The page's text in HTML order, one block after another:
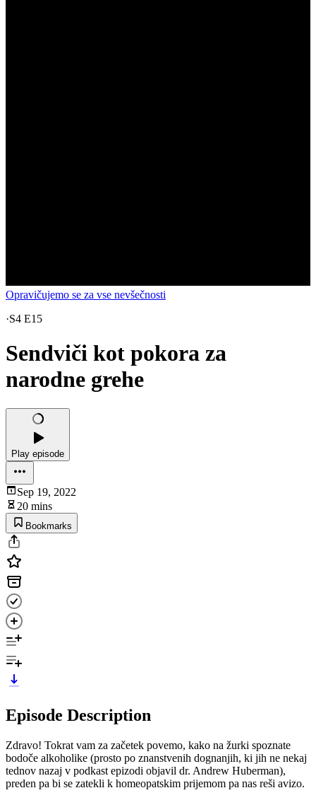
Opravičujemo se za vse nevšečnosti
·S4 E15
Sendviči kot pokora za
narodne grehe
Play episode
Sep 19, 2022
20 mins
Bookmarks
Episode Description
Zdravo! Tokrat vam za začetek povemo, kako na žurki spoznate
bodoče alkoholike (prosto po znanstvenih dognanjih, ki jih ne nekaj
tednov nazaj v podkast epizodi objavil dr. Andrew Huberman),
preden pa bi se zatekli k homeopatskim prijemom pa nas reši avizo.